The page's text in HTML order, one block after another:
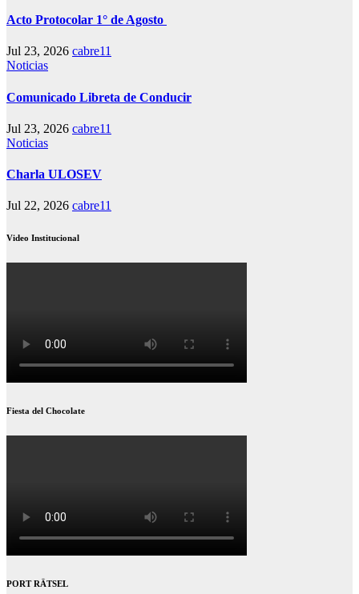
Acto Protocolar 1° de Agosto
Jul 23, 2026 cabre11
Noticias
Comunicado Libreta de Conducir
Jul 23, 2026 cabre11
Noticias
Charla ULOSEV
Jul 22, 2026 cabre11
Video Institucional
Fiesta del Chocolate
PORT RÄTSEL